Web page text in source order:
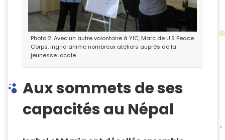
Photo 2. Avec un autre volontaire à YIC, Marc de U.S Peace
Corps, Ingrid anime nombreux ateliers auprès de la
jeunesse locale.
Aux sommets de ses
capacités au Népal